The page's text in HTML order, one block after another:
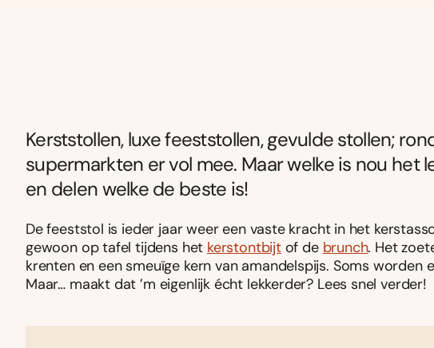
Kerststollen, luxe feeststollen, gevulde stollen;
supermarkten er vol mee. Maar welke is nou het
en delen welke de beste is!
De feeststol is ieder jaar weer een vaste kracht in het
gewoon op tafel tijdens het kerstontbijtof de brunch. Het
krenten en een smeuïge kern van amandelspijs. Soms worden
Maar… maakt dat ’m eigenlijk écht lekkerder? Lees snel verder!